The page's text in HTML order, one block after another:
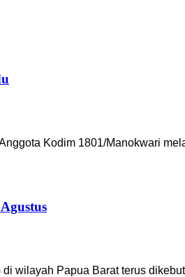
Kodim 1801/Manokwari
wilayah Papua Barat terus